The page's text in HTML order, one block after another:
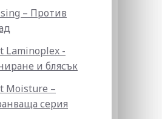
– Против
Laminoplex -
и блясък
Moisture –
серия